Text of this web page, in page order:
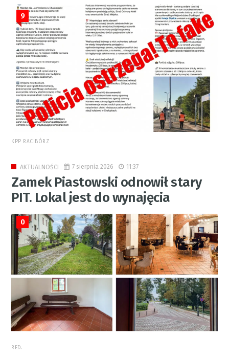
9
KPP RACIBÓRZ
AKTUALNOŚCI 7 sierpnia 2026 11:37
Zamek Piastowski odnowił stary
PIT. Lokal jest do wynajęcia
0
RED.